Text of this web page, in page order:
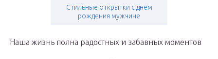
Стильные открытки с днём
рождения мужчине
Наша жизнь полна радостных и забавных моментов